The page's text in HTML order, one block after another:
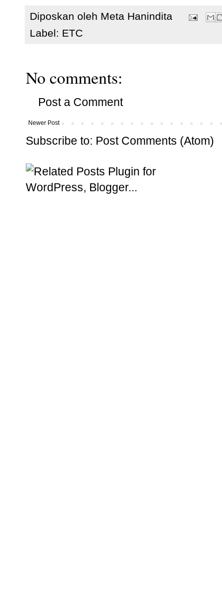
Diposkan oleh Meta Hanindita
Label: ETC
No comments:
Post a Comment
Newer Post
Subscribe to: Post Comments (Atom)